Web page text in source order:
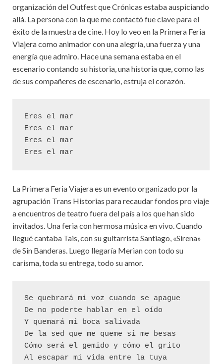
organización del Outfest que Crónicas estaba auspiciando
allá. La persona con la que me contactó fue clave para el
éxito de la muestra de cine. Hoy lo veo en la Primera Feria
Viajera como animador con una alegría, una fuerza y una
energía que admiro. Hace una semana estaba en el
escenario contando su historia, una historia que, como las
de sus compañeres de escenario, estruja el corazón.
Eres el mar
Eres el mar
Eres el mar
Eres el mar
La Primera Feria Viajera es un evento organizado por la
agrupación Trans Historias para recaudar fondos pro viaje
a encuentros de teatro fuera del país a los que han sido
invitados. Una feria con hermosa música en vivo. Cuando
llegué cantaba Tais, con su guitarrista Santiago, «Sirena»
de Sin Banderas. Luego llegaría Merian con todo su
carisma, toda su entrega, todo su amor.
Se quebrará mi voz cuando se apague
De no poderte hablar en el oído
Y quemará mi boca salivada
De la sed que me queme si me besas
Cómo será el gemido y cómo el grito
Al escapar mi vida entre la tuya